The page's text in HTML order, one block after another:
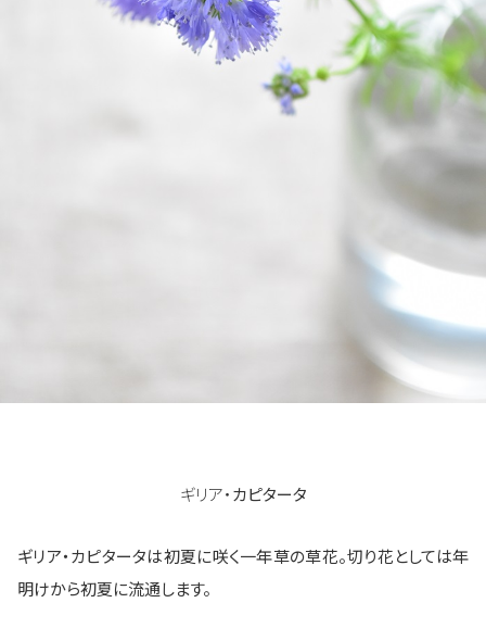
ギリア・カピタータ
ギリア・カピタータは初夏に咲く一年草の草花。切り花としては年
明けから初夏に流通します。